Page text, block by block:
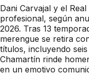
Dani Carvajal y el
profesional, según
2026. Tras 13
merengue se retira
títulos, incluyendo
Chamartín rinde
en un emotivo